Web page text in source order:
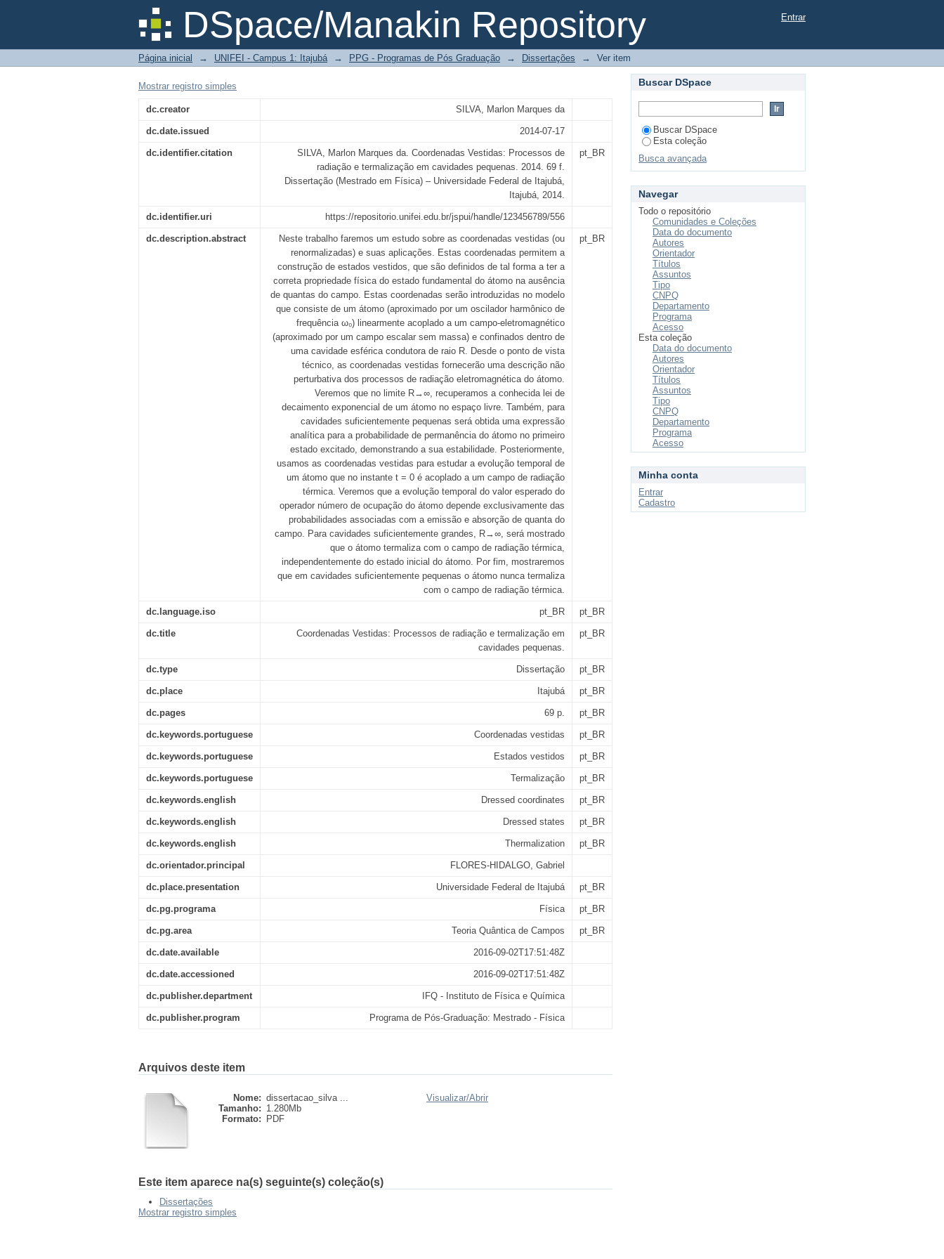
DSpace/Manakin Repository
Coordenadas Vestidas: Processos de radiação e termalização em cavidades
pequenas.
Entrar
Página inicial → UNIFEI - Campus 1: Itajubá → PPG - Programas de Pós Graduação → Dissertações → Ver item
Mostrar registro simples
dc.creator SILVA, Marlon Marques da
dc.date.issued 2014-07-17
dc.identifier.citation
SILVA, Marlon Marques da. Coordenadas Vestidas: Processos de
radiação e termalização em cavidades pequenas. 2014. 69 f.
Dissertação (Mestrado em Física) – Universidade Federal de Itajubá,
Itajubá, 2014.
pt_BR
dc.identifier.uri https://repositorio.unifei.edu.br/jspui/handle/123456789/556
dc.description.abstract
Neste trabalho faremos um estudo sobre as coordenadas vestidas (ou
renormalizadas) e suas aplicações. Estas coordenadas permitem a
construção de estados vestidos, que são definidos de tal forma a ter a
correta propriedade física do estado fundamental do átomo na ausência
de quantas do campo. Estas coordenadas serão introduzidas no modelo
que consiste de um átomo (aproximado por um oscilador harmônico de
frequência ω₀) linearmente acoplado a um campo-eletromagnético
(aproximado por um campo escalar sem massa) e confinados dentro de
uma cavidade esférica condutora de raio R. Desde o ponto de vista
técnico, as coordenadas vestidas fornecerão uma descrição não
perturbativa dos processos de radiação eletromagnética do átomo.
Veremos que no limite R→∞, recuperamos a conhecida lei de
decaimento exponencial de um átomo no espaço livre. Também, para
cavidades suficientemente pequenas será obtida uma expressão
analítica para a probabilidade de permanência do átomo no primeiro
estado excitado, demonstrando a sua estabilidade. Posteriormente,
usamos as coordenadas vestidas para estudar a evolução temporal de
um átomo que no instante t = 0 é acoplado a um campo de radiação
térmica. Veremos que a evolução temporal do valor esperado do
operador número de ocupação do átomo depende exclusivamente das
probabilidades associadas com a emissão e absorção de quanta do
campo. Para cavidades suficientemente grandes, R→∞, será mostrado
que o átomo termaliza com o campo de radiação térmica,
independentemente do estado inicial do átomo. Por fim, mostraremos
que em cavidades suficientemente pequenas o átomo nunca termaliza
com o campo de radiação térmica.
pt_BR
dc.language.iso pt_BR pt_BR
dc.title
Coordenadas Vestidas: Processos de radiação e termalização em
cavidades pequenas.
pt_BR
dc.type Dissertação pt_BR
dc.place Itajubá pt_BR
dc.pages 69 p. pt_BR
dc.keywords.portuguese Coordenadas vestidas pt_BR
dc.keywords.portuguese Estados vestidos pt_BR
dc.keywords.portuguese Termalização pt_BR
dc.keywords.english Dressed coordinates pt_BR
dc.keywords.english Dressed states pt_BR
dc.keywords.english Thermalization pt_BR
dc.orientador.principal FLORES-HIDALGO, Gabriel
dc.place.presentation Universidade Federal de Itajubá pt_BR
dc.pg.programa Física pt_BR
dc.pg.area Teoria Quântica de Campos pt_BR
dc.date.available 2016-09-02T17:51:48Z
dc.date.accessioned 2016-09-02T17:51:48Z
dc.publisher.department IFQ - Instituto de Física e Química
dc.publisher.program Programa de Pós-Graduação: Mestrado - Física
Arquivos deste item
Nome: dissertacao_silva ...
Tamanho: 1.280Mb
Formato:
PDF
Visualizar/Abrir
Este item aparece na(s) seguinte(s) coleção(s)
Dissertações
Mostrar registro simples
Buscar DSpace
Buscar DSpace
Esta coleção
Busca avançada
Navegar
Todo o repositório
Comunidades e Coleções
Data do documento
Autores
Orientador
Títulos
Assuntos
Tipo
CNPQ
Departamento
Programa
Acesso
Esta coleção
Data do documento
Autores
Orientador
Títulos
Assuntos
Tipo
CNPQ
Departamento
Programa
Acesso
Minha conta
Entrar
Cadastro